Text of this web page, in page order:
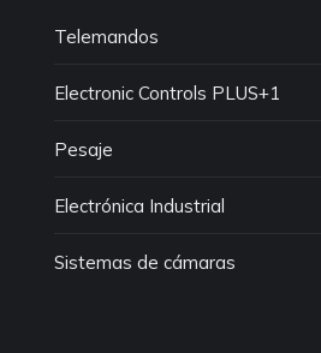
Telemandos
Electronic Controls PLUS+1
Pesaje
Electrónica Industrial
Sistemas de cámaras